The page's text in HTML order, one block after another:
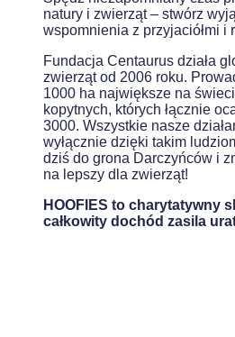
natury i zwierząt – stwórz
wspomnienia z przyjaciółmi i
Fundacja Centaurus działa
zwierząt od 2006 roku.
1000 ha największe na
kopytnych, których łącznie
3000. Wszystkie nasze
wyłącznie dzięki takim
dziś do grona Darczyńców i
na lepszy dla zwierząt!
HOOFIES to charytatywny
całkowity dochód zasila